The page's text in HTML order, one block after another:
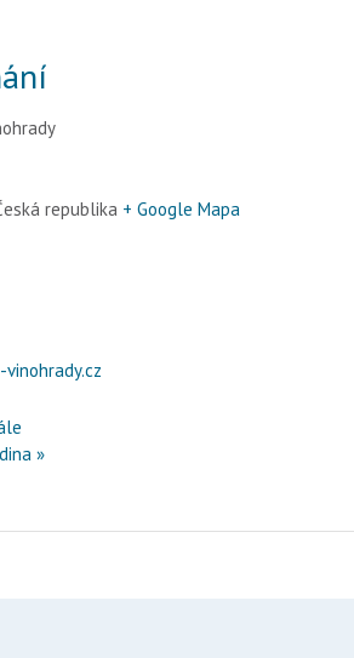
republika + Google Mapa
»